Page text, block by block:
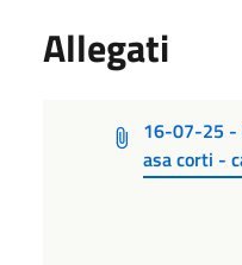
Allegati
16-07-25 -
asa corti -